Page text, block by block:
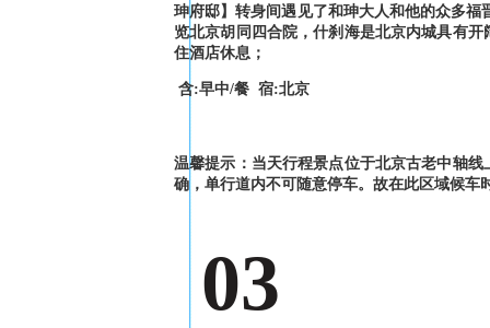
珅府邸】转身间遇见了和珅大人和他的众多
览北京胡同四合院，什刹海是北京内城具有
住酒店休息；
含:早中/餐 宿:北京
温馨提示：当天行程景点位于北京古老中轴
确，单行道内不可随意停车。故在此区域候车
03